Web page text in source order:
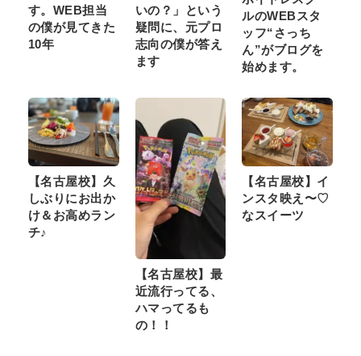
す。WEB担当
の僕が見てきた
10年
いの？」という
疑問に、元プロ
志向の僕が答え
ます
ルのWEBスタ
ッフ“さっち
ん”がブログを
始めます。
【名古屋校】久
しぶりにお出か
け＆お高めラン
チ♪
【名古屋校】最
近流行ってる、
ハマってるも
の！！
【名古屋校】イ
ンスタ映え〜♡
なスイーツ